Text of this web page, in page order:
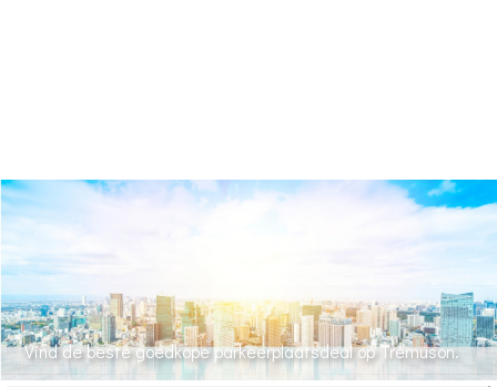
Vind de beste goedkope parkeerplaatsdeal op Tremuson.